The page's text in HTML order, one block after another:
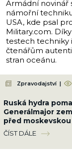
Armádní novinář
námořní
USA, kde psal
Military.com.
testech techniky
čtenářům
stran oceánu.
Zpravodajství |
Ruská hydra
Generálmajor
před
když slavil
vzdušných sil
ČÍST DÁLE